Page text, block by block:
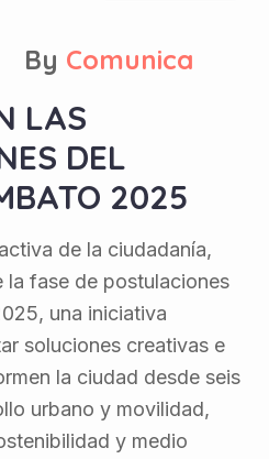
By Comunica
LAS
DEL
2025
de la ciudadanía,
la fase de postulaciones
una iniciativa
soluciones creativas e
la ciudad desde seis
urbano y movilidad,
y medio